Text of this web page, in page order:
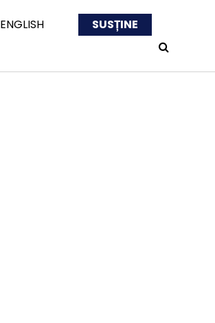
ENGLISH SUSȚINE